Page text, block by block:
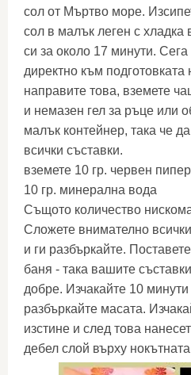
сол от Мъртво море.
сол в малък леген с хладка
си за около 17 минути.
директно към подготовката
направите това, вземете
и немазен гел за ръце или
малък контейнер, така че
всички съставки.
вземете 10 гр. червен пипер
10 гр. минерална вода
Същото количество
Сложете внимателно
и ги разбъркайте.
баня - така вашите
добре. Изчакайте 10
разбъркайте масата.
изстине и след това
дебел слой върху